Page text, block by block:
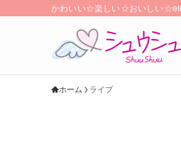
かわいい☆楽しい☆おいしい
ホーム ライブ